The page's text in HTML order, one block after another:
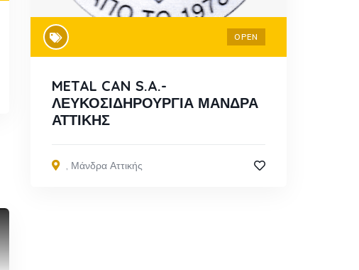
OPEN
METAL CAN S.A.-
ΛΕΥΚΟΣΙΔΗΡΟΥΡΓΙΑ ΜΑΝΔΡΑ
ΑΤΤΙΚΗΣ
, Μάνδρα Αττικής